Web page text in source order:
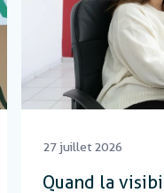
27 juillet 2026
Quand la